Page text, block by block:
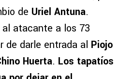
de Uriel Antuna.
atacante a los 73
de darle entrada al Piojo
Huerta. Los tapatíos